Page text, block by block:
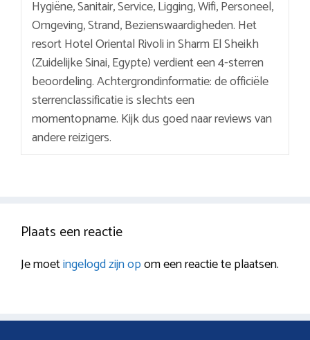
Hygiëne, Sanitair, Service, Ligging, Wifi, Personeel,
Omgeving, Strand, Bezienswaardigheden. Het
resort Hotel Oriental Rivoli in Sharm El Sheikh
(Zuidelijke Sinai, Egypte) verdient een 4-sterren
beoordeling. Achtergrondinformatie: de officiële
sterrenclassificatie is slechts een
momentopname. Kijk dus goed naar reviews van
andere reizigers.
Plaats een reactie
Je moetingelogd zijn opom een reactie te plaatsen.